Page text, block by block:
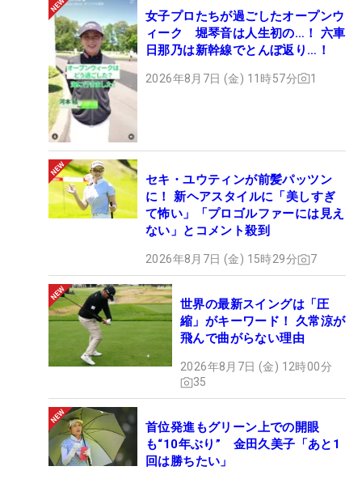
女子プロたちが過ごしたオープンウ
ィーク 堀琴音は人生初の…！ 六車
日那乃は新幹線でとんぼ返り…！
2026年8月7日 (金) 11時57分 1
セキ・ユウティンが前髪パッツン
に！ 新ヘアスタイルに「美しすぎ
て怖い」「プロゴルファーには見え
ない」とコメント殺到
2026年8月7日 (金) 15時29分 7
世界の最新スイングは「圧
縮」がキーワード！ 久常涼が
飛んで曲がらない理由
2026年8月7日 (金) 12時00分
35
首位発進もグリーン上での開眼
も“10年ぶり” 金田久美子「あと1
回は勝ちたい」